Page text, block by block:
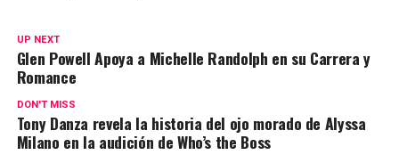
UP NEXT
Glen Powell Apoya a Michelle Randolph en su Carrera y
Romance
DON'T MISS
Tony Danza revela la historia del ojo morado de Alyssa
Milano en la audición de Who’s the Boss